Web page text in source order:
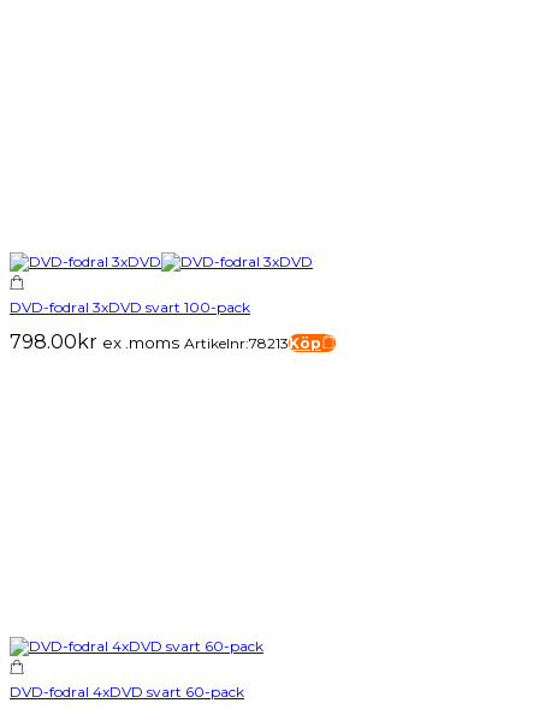
DVD-fodral 3xDVD svart 100-pack
798.00 kr ex .moms Artikelnr:78213Köp
DVD-fodral 4xDVD svart 60-pack